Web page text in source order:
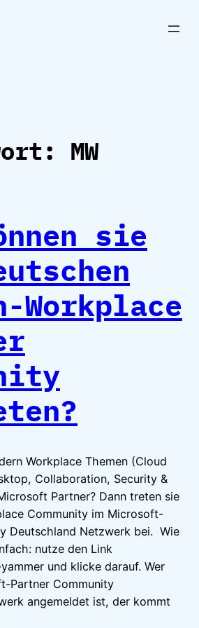
MW
sie
Workplace
Workplace Themen (Cloud
Collaboration, Security &
Partner? Dann treten sie
Community im Microsoft-
Deutschland Netzwerk bei. Wie
nutze den Link
und klicke darauf. Wer
Partner Community
angemeldet ist, der kommt